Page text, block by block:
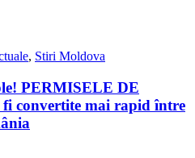
, Stiri Moldova
PERMISELE DE
convertite mai rapid între